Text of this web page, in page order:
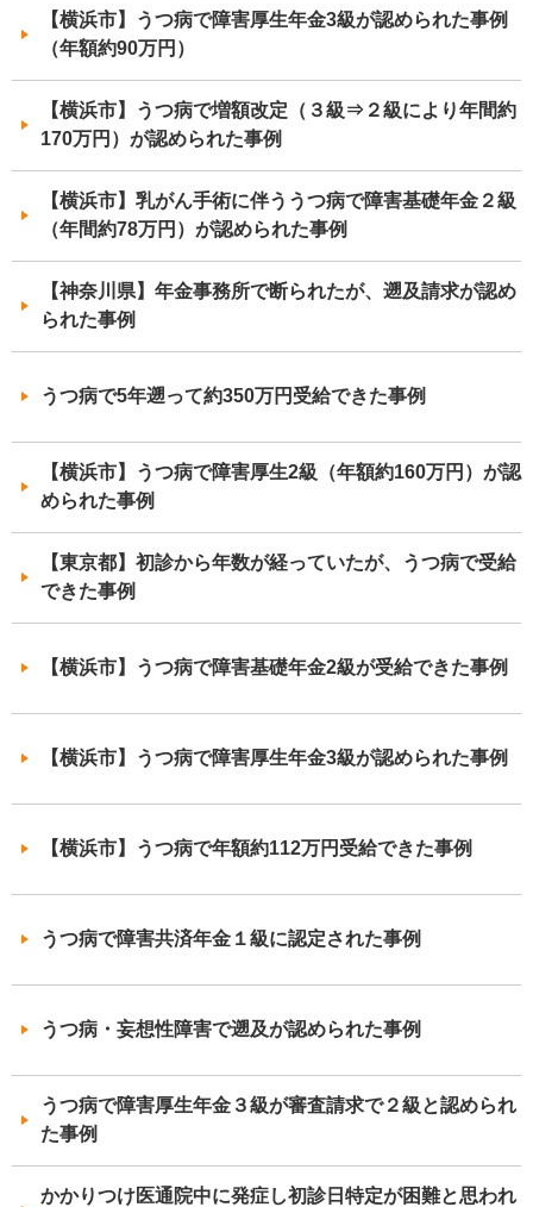
【横浜市】うつ病で障害厚生年金3級が認められた事例
（年額約90万円）
【横浜市】うつ病で増額改定（３級⇒２級により年間約
170万円）が認められた事例
【横浜市】乳がん手術に伴ううつ病で障害基礎年金２級
（年間約78万円）が認められた事例
【神奈川県】年金事務所で断られたが、遡及請求が認め
られた事例
うつ病で5年遡って約350万円受給できた事例
【横浜市】うつ病で障害厚生2級（年額約160万円）が認
められた事例
【東京都】初診から年数が経っていたが、うつ病で受給
できた事例
【横浜市】うつ病で障害基礎年金2級が受給できた事例
【横浜市】うつ病で障害厚生年金3級が認められた事例
【横浜市】うつ病で年額約112万円受給できた事例
うつ病で障害共済年金１級に認定された事例
うつ病・妄想性障害で遡及が認められた事例
うつ病で障害厚生年金３級が審査請求で２級と認められ
た事例
かかりつけ医通院中に発症し初診日特定が困難と思われ